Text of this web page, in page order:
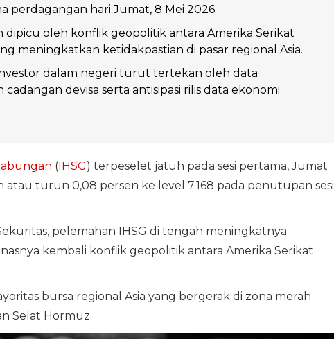
perdagangan hari Jumat, 8 Mei 2026.
dipicu oleh konflik geopolitik antara Amerika Serikat
meningkatkan ketidakpastian di pasar regional Asia.
dalam negeri turut tertekan oleh data
devisa serta antisipasi rilis data ekonomi
(IHSG) terpeselet jatuh pada sesi pertama, Jumat
atau turun 0,08 persen ke level 7.168 pada penutupan sesi
pelemahan IHSG di tengah meningkatnya
kembali konflik geopolitik antara Amerika Serikat
bursa regional Asia yang bergerak di zona merah
Selat Hormuz.